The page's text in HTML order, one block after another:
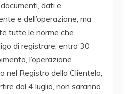
dati e
e dell’operazione, ma
tutte le norme che
di registrare, entro 30
l’operazione
nel Registro della Clientela,
dal 4 luglio, non saranno